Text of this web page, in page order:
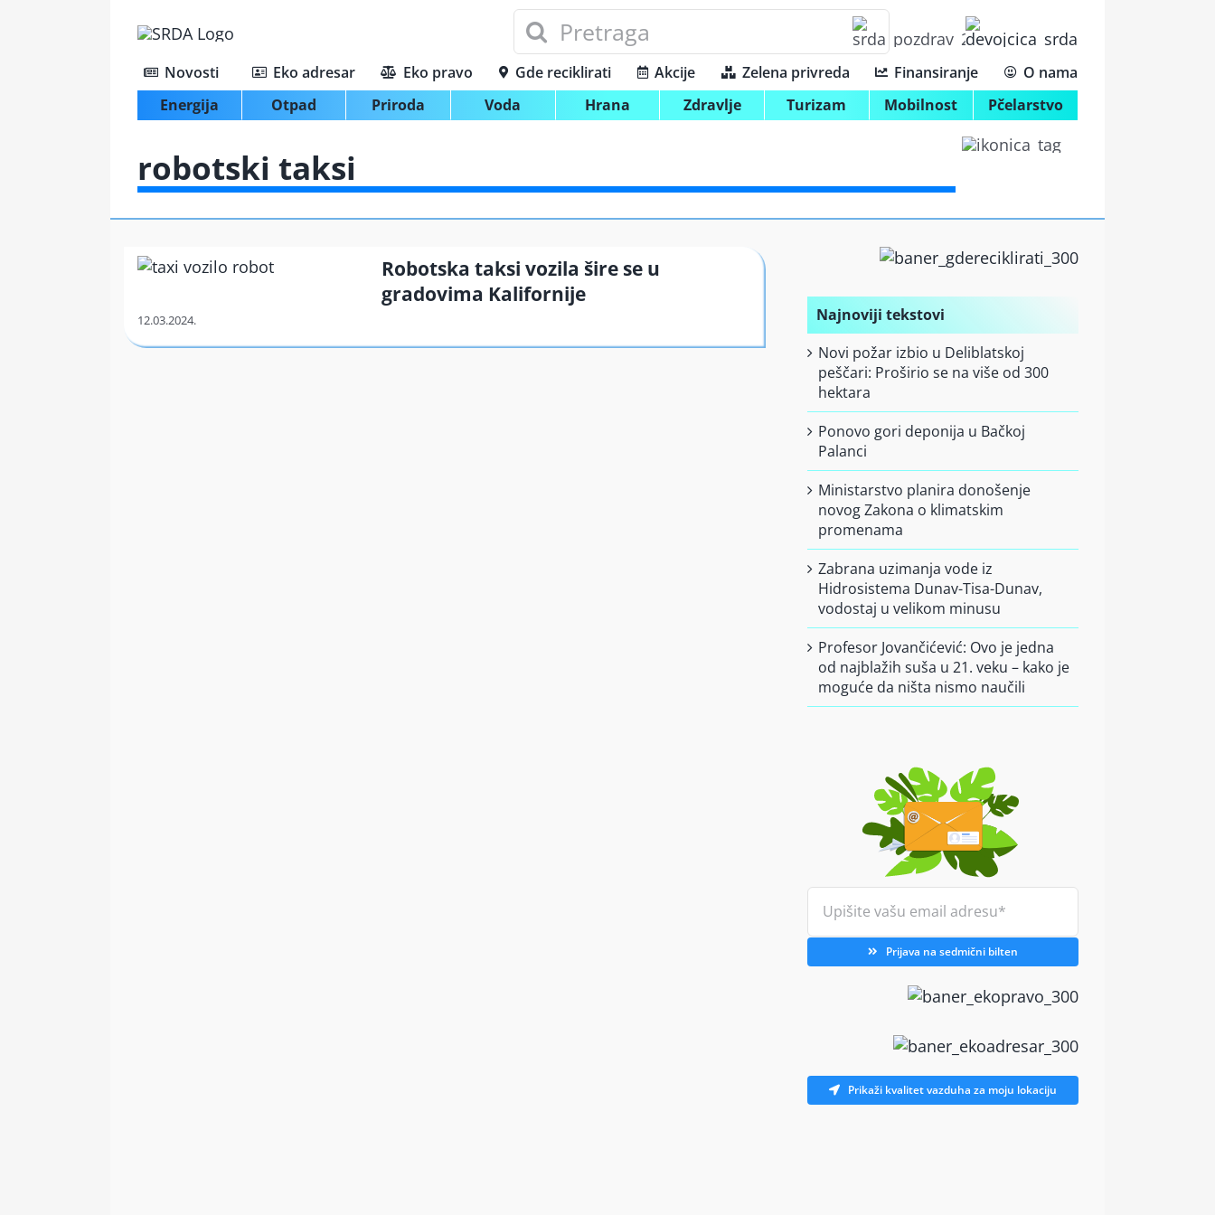
Search
for:
Novosti
Energija
Otpad Priroda Voda Hrana Zdravlje Turizam Mobilnost Pčelarstvo
Eko adresar Eko pravo Gde reciklirati Akcije Zelena privreda Finansiranje O nama
robotski taksi
Robotska taksi vozila šire se u
gradovima Kalifornije
Najnoviji tekstovi
Novi požar izbio u Deliblatskoj
peščari: Proširio se na više od 300
hektara
Ponovo gori deponija u Bačkoj
Palanci
Ministarstvo planira donošenje
novog Zakona o klimatskim
promenama
Zabrana uzimanja vode iz
Hidrosistema Dunav-Tisa-Dunav,
vodostaj u velikom minusu
Profesor Jovančićević: Ovo je jedna
od najblažih suša u 21. veku – kako je
moguće da ništa nismo naučili
Prijava na sedmični bilten
Prikaži kvalitet vazduha za moju lokaciju